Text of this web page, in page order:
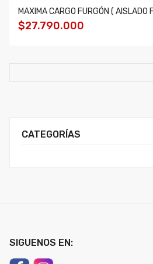
CATEGORÍAS
MAXIMA CARGO FURGÓN ( AISLADO
$27.790.000
SIGUENOS EN: